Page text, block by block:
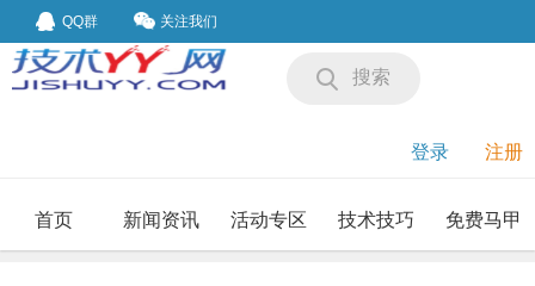
QQ群 关注我们
搜索
登录 注册
首页 新闻资讯 活动专区 技术技巧 免费马甲